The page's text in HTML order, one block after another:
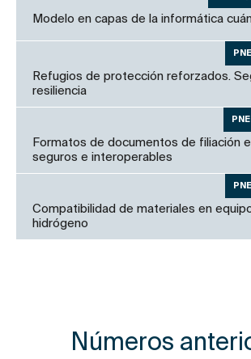
Modelo en capas de la informática
Refugios de protección reforzados.
resiliencia
Formatos de documentos de filiación
seguros e interoperables
Compatibilidad de materiales en
hidrógeno
Números